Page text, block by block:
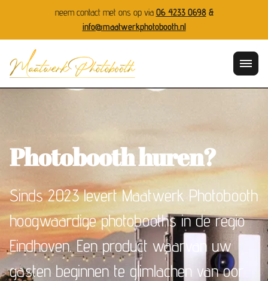
neem contact met ons op via 06 4233 0698&
info@maatwerkphotobooth.nl
Photobooth huren?
Sinds 2023 levert Maatwerk Photobooth
hoogwaardige photobooths in de regio
Eindhoven. Een product waarvan uw
gasten beginnen te glimlachen van oor